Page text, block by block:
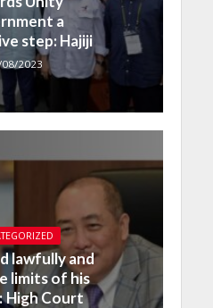
a
step: Hajiji
2023
lawfully and
limits of his
High Court